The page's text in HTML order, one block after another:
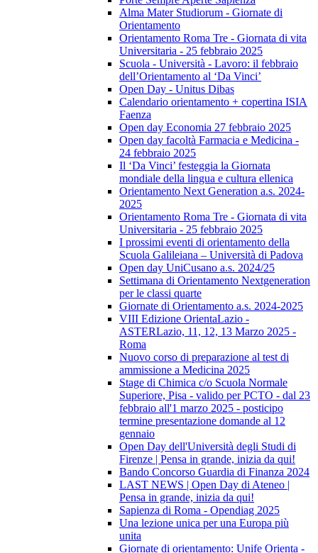
Alma Mater Studiorum - Giornate di
Orientamento
Orientamento Roma Tre - Giornata di vita
Universitaria - 25 febbraio 2025
Scuola - Università - Lavoro: il febbraio
dell’Orientamento al ‘Da Vinci’
Open Day - Unitus Dibas
Calendario orientamento + copertina ISIA
Faenza
Open day Economia 27 febbraio 2025
Open day facoltà Farmacia e Medicina -
24 febbraio 2025
Il ‘Da Vinci’ festeggia la Giornata
mondiale della lingua e cultura ellenica
Orientamento Next Generation a.s. 2024-
2025
Orientamento Roma Tre - Giornata di vita
Universitaria - 25 febbraio 2025
I prossimi eventi di orientamento della
Scuola Galileiana – Università di Padova
Open day UniCusano a.s. 2024/25
Settimana di Orientamento Nextgeneration
per le classi quarte
Giornate di Orientamento a.s. 2024-2025
VIII Edizione OrientaLazio -
ASTERLazio, 11, 12, 13 Marzo 2025 -
Roma
Nuovo corso di preparazione al test di
ammissione a Medicina 2025
Stage di Chimica c/o Scuola Normale
Superiore, Pisa - valido per PCTO - dal 23
febbraio all'1 marzo 2025 - posticipo
termine presentazione domande al 12
gennaio
Open Day dell'Università degli Studi di
Firenze | Pensa in grande, inizia da qui!
Bando Concorso Guardia di Finanza 2024
LAST NEWS | Open Day di Ateneo |
Pensa in grande, inizia da qui!
Sapienza di Roma - Opendiag 2025
Una lezione unica per una Europa più
unita
Giornate di orientamento: Unife Orienta -